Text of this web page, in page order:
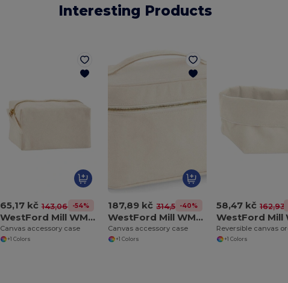
Interesting Products
65,17 kč 143,06 kč-54%
WestFord Mill WM552
Canvas accessory case
+1 Colors
187,89 kč 314,54 kč
-40%
WestFord Mill WM558
Canvas accessory case
+1 Colors
58,47 kč 162,93
Reversible canvas
+1 Colors